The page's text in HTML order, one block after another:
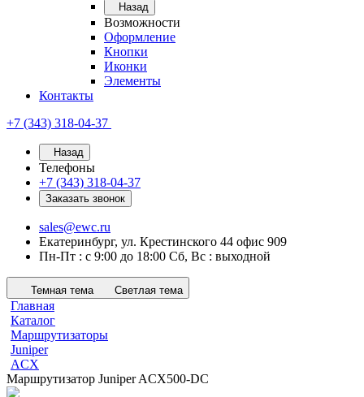
Назад
Возможности
Оформление
Кнопки
Иконки
Элементы
Контакты
+7 (343) 318-04-37
Назад
Телефоны
+7 (343) 318-04-37
Заказать звонок
sales@ewc.ru
Екатеринбург, ул. Крестинского 44 офис 909
Пн-Пт : с 9:00 до 18:00 Сб, Вс : выходной
Темная тема Светлая тема
Главная
Каталог
Маршрутизаторы
Juniper
ACX
Маршрутизатор Juniper ACX500-DC